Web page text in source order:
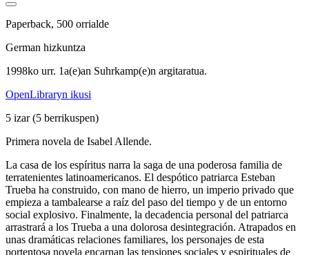
Paperback, 500 orrialde
German hizkuntza
1998ko urr. 1a(e)an Suhrkamp(e)n argitaratua.
OpenLibraryn ikusi
5 izar(5 berrikuspen)
Primera novela de Isabel Allende.
La casa de los espíritus narra la saga de una poderosa familia de
terratenientes latinoamericanos. El despótico patriarca Esteban
Trueba ha construido, con mano de hierro, un imperio privado que
empieza a tambalearse a raíz del paso del tiempo y de un entorno
social explosivo. Finalmente, la decadencia personal del patriarca
arrastrará a los Trueba a una dolorosa desintegración. Atrapados en
unas dramáticas relaciones familiares, los personajes de esta
portentosa novela encarnan las tensiones sociales y espirituales de